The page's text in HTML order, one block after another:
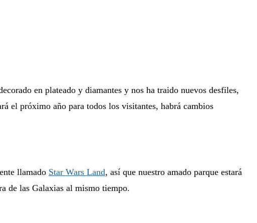
en plateado y diamantes y nos ha traido nuevos desfiles,
el próximo año para todos los visitantes, habrá cambios
llamado Star Wars Land, así que nuestro amado parque estará
de las Galaxias al mismo tiempo.